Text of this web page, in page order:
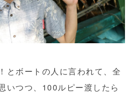
とボートの人に言われて、全
いつつ、100ルピー渡したら